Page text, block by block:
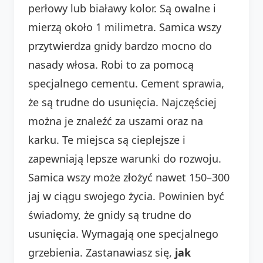
perłowy lub białawy kolor. Są owalne i
mierzą około 1 milimetra. Samica wszy
przytwierdza gnidy bardzo mocno do
nasady włosa. Robi to za pomocą
specjalnego cementu. Cement sprawia,
że są trudne do usunięcia. Najczęściej
można je znaleźć za uszami oraz na
karku. Te miejsca są cieplejsze i
zapewniają lepsze warunki do rozwoju.
Samica wszy może złożyć nawet 150–300
jaj w ciągu swojego życia. Powinien być
świadomy, że gnidy są trudne do
usunięcia. Wymagają one specjalnego
grzebienia. Zastanawiasz się, jak